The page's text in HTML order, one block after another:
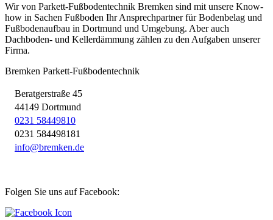
Wir von Parkett-Fußbodentechnik Bremken sind mit unsere Know-
how in Sachen Fußboden Ihr Ansprechpartner für Bodenbelag und
Fußbodenaufbau in Dortmund und Umgebung. Aber auch
Dachboden- und Kellerdämmung zählen zu den Aufgaben unserer
Firma.
Bremken Parkett-Fußbodentechnik
Beratgerstraße 45
44149 Dortmund
0231 58449810
0231 584498181
info@bremken.de
Folgen Sie uns auf Facebook: